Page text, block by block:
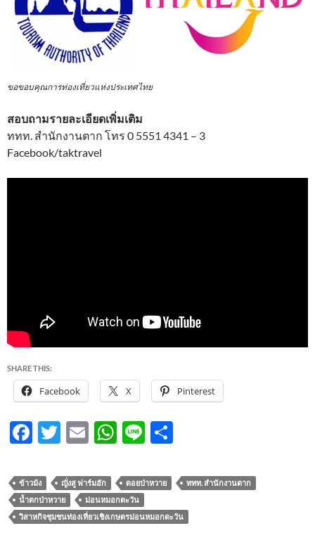
ขอขอบคุณการท่องเที่ยวแห่งประเทศไทย
สอบถามรายละเอียดเพิ่มเติม
ททท. สำนักงานตาก โทร 0 5551 4341 – 3
Facebook/taktravel
SHARE THIS:
Facebook X Pinterest
F
e
b
o
T
itt
er
E
ail
W
at
s
A
Li
e
ar
e
ข้าวม้ง ญั่งสู ฟาร์มฮัก ดอยป่าหวาย
ททท. สำนักงานตาก
น้ำตกป่าหวาย
ม่อนหมอกตะวัน
วิสาหกิจชุมชนท่องเที่ยวเชิงเกษตรม่อนหมอกตะวัน